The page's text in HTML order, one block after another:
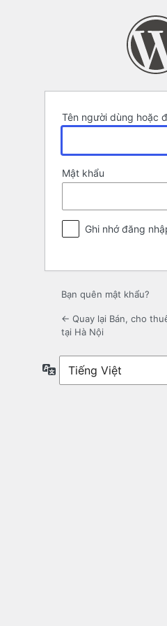
Tên người dùng hoặc
Mật khẩu
Ghi nhớ đăng
Bạn quên mật khẩu?
← Quay lại Bán, cho
tại Hà Nội
Ngôn
ngữ